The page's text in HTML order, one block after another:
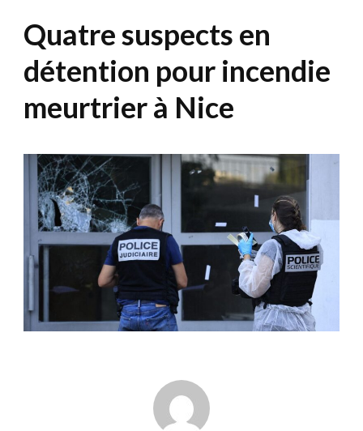
Quatre suspects en
détention pour incendie
meurtrier à Nice